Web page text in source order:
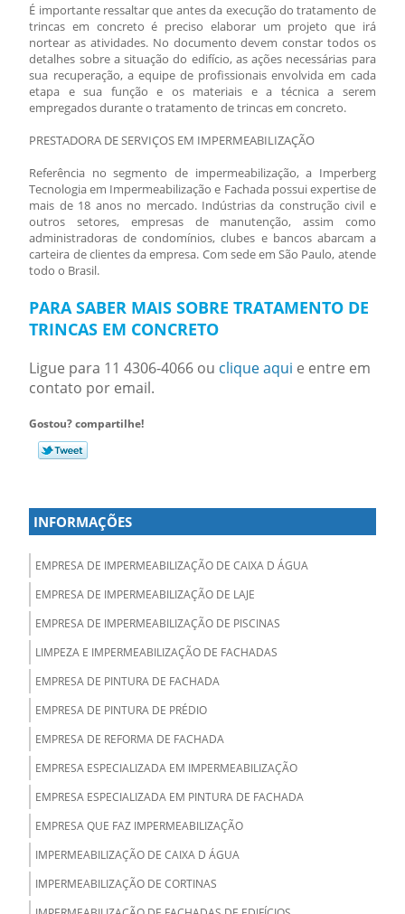
É importante ressaltar que antes da execução dotratamento de
trincas em concreto é preciso elaborar um projeto que irá
nortear as atividades. No documento devem constar todos os
detalhes sobre a situação do edifício, as ações necessárias para
sua recuperação, a equipe de profissionais envolvida em cada
etapa e sua função e os materiais e a técnica a serem
empregados durante otratamento de trincas em concreto.
PRESTADORA DE SERVIÇOS EM IMPERMEABILIZAÇÃO
Referência no segmento de impermeabilização, a Imperberg
Tecnologia em Impermeabilização e Fachada possui expertise de
mais de 18 anos no mercado. Indústrias da construção civil e
outros setores, empresas de manutenção, assim como
administradoras de condomínios, clubes e bancos abarcam a
carteira de clientes da empresa. Com sede em São Paulo, atende
todo o Brasil.
PARA SABER MAIS SOBRE TRATAMENTO DE
TRINCAS EM CONCRETO
Ligue para 11 4306-4066 ou clique aqui e entre em
contato por email.
Gostou? compartilhe!
INFORMAÇÕES
EMPRESA DE IMPERMEABILIZAÇÃO DE CAIXA D ÁGUA
EMPRESA DE IMPERMEABILIZAÇÃO DE LAJE
EMPRESA DE IMPERMEABILIZAÇÃO DE PISCINAS
LIMPEZA E IMPERMEABILIZAÇÃO DE FACHADAS
EMPRESA DE PINTURA DE FACHADA
EMPRESA DE PINTURA DE PRÉDIO
EMPRESA DE REFORMA DE FACHADA
EMPRESA ESPECIALIZADA EM IMPERMEABILIZAÇÃO
EMPRESA ESPECIALIZADA EM PINTURA DE FACHADA
EMPRESA QUE FAZ IMPERMEABILIZAÇÃO
IMPERMEABILIZAÇÃO DE CAIXA D ÁGUA
IMPERMEABILIZAÇÃO DE CORTINAS